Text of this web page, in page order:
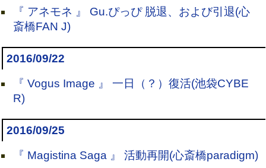
『 アネモネ 』 Gu.ぴっぴ 脱退、および引退(心
斎橋FAN J)
2016/09/22
『 Vogus Image 』 一日（？）復活(池袋CYBE
R)
2016/09/25
『 Magistina Saga 』 活動再開(心斎橋paradigm)